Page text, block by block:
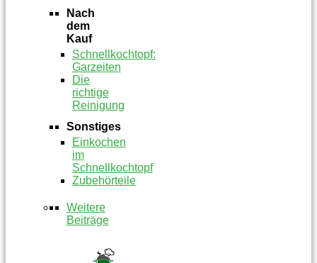
Nach
dem
Kauf
Schnellkochtopf:
Garzeiten
Die
richtige
Reinigung
Sonstiges
Einkochen
im
Schnellkochtopf
Zubehörteile
Weitere
Beiträge